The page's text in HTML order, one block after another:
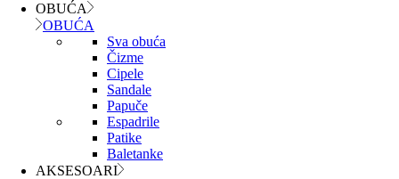
OBUĆA
OBUĆA
Sva obuća
Čizme
Cipele
Sandale
Papuče
Espadrile
Patike
Baletanke
AKSESOARI